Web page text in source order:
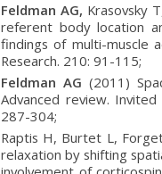
Feldman AG, Krasovsky
referent body location
findings of multi-muscle
Research. 210: 91-115;
Feldman AG (2011)
Advanced review. Invited
287-304;
Raptis H, Burtet L,
relaxation by shifting